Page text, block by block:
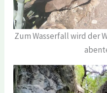
Zum Wasserfall wird der